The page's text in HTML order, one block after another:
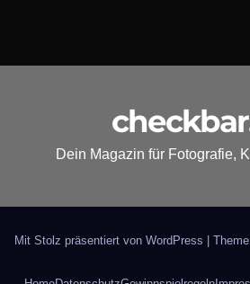
Dein Magazin für Fotografie,
Mit Stolz präsentiert von WordPress